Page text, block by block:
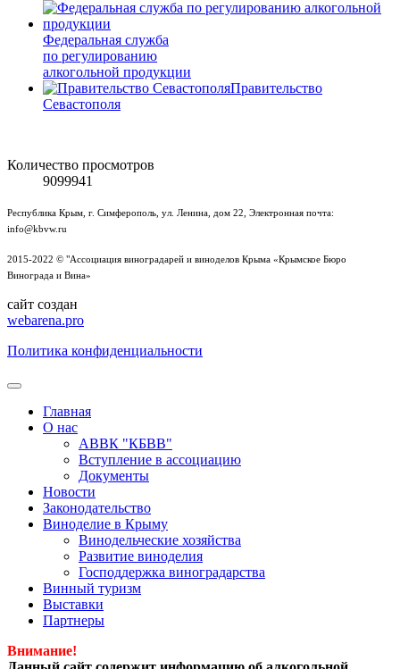
Федеральная служба
по регулированию
алкогольной продукции
Правительство
Севастополя
Количество просмотров
9099941
Республика Крым, г. Симферополь, ул. Ленина, дом 22, Электронная почта:
info@kbvw.ru
2015-2022 © "Ассоциация виноградарей и виноделов Крыма «Крымское Бюро
Винограда и Вина»
сайт создан
webarena.pro
Политика конфиденциальности
Главная
О нас
АВВК "КБВВ"
Вступление в ассоциацию
Документы
Новости
Законодательство
Виноделие в Крыму
Винодельческие хозяйства
Развитие виноделия
Господдержка виноградарства
Винный туризм
Выставки
Партнеры
Внимание!